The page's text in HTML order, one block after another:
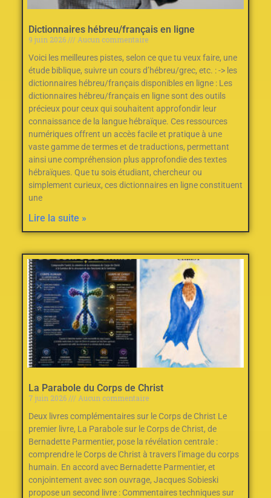
Dictionnaires hébreu/français en ligne
9 juin 2026
Aucun commentaire
Voici les meilleures pistes, selon ce que tu veux faire, une
étude biblique, suivre un cours d’hébreu/grec, etc. : -> les
dictionnaires hébreu/français disponibles en ligne : Les
dictionnaires hébreu/français en ligne sont des outils
précieux pour ceux qui souhaitent approfondir leur
connaissance de la langue hébraïque. Ces ressources
numériques offrent un accès facile et pratique à une
vaste gamme de termes et de traductions, permettant
ainsi une compréhension plus approfondie des textes
hébraïques. Que tu sois étudiant, chercheur ou
simplement curieux, ces dictionnaires en ligne constituent
une
Lire la suite »
La Parabole du Corps de Christ
7 juin 2026
Aucun commentaire
Deux livres complémentaires sur le Corps de Christ Le
premier livre, La Parabole sur le Corps de Christ, de
Bernadette Parmentier, pose la révélation centrale :
comprendre le Corps de Christ à travers l’image du corps
humain. En accord avec Bernadette Parmentier, et
conjointement avec son ouvrage, Jacques Sobieski
propose un second livre : Commentaires techniques sur